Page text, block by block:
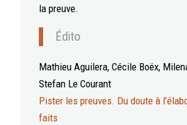
la preuve.
Édito
Mathieu Aguilera, Cécile Boëx,
Stefan Le Courant
Pister les preuves. Du doute à
faits